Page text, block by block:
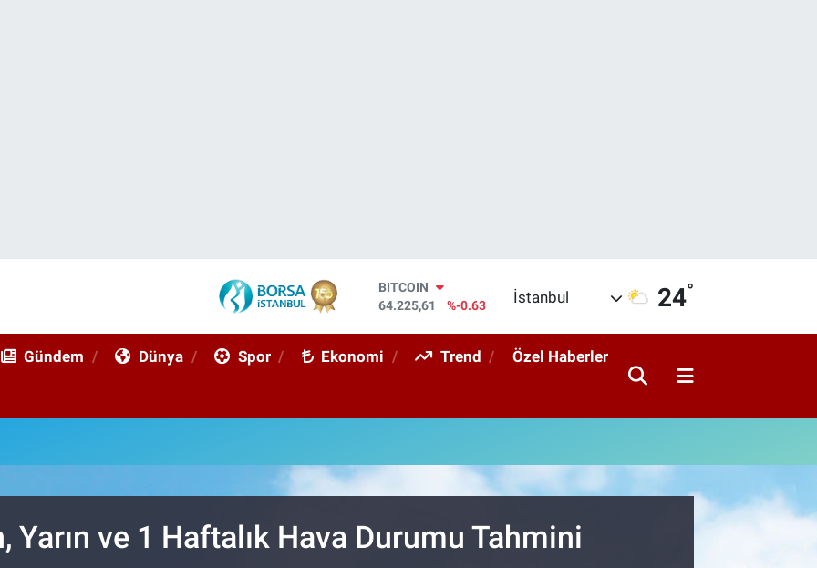
BITCOIN
64.225,61
%-0.63
EURO
BİST100
İstanbul 24°
Gündem Dünya Spor Ekonomi Trend Özel Haberler
Yarın ve 1 Haftalık Hava Durumu Tahmini